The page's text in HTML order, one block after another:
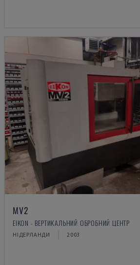
MV2
EIKON - ВЕРТИКАЛЬНИЙ ОБРОБНИЙ ЦЕНТР
НІДЕРЛАНДИ 2003